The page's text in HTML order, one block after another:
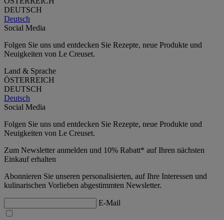
DEUTSCH
Deutsch
Social Media
Folgen Sie uns und entdecken Sie Rezepte, neue Produkte und
Neuigkeiten von Le Creuset.
Land & Sprache
ÖSTERREICH
DEUTSCH
Deutsch
Social Media
Folgen Sie uns und entdecken Sie Rezepte, neue Produkte und
Neuigkeiten von Le Creuset.
Zum Newsletter anmelden und 10% Rabatt* auf Ihren nächsten
Einkauf erhalten
Abonnieren Sie unseren personalisierten, auf Ihre Interessen und
kulinarischen Vorlieben abgestimmten Newsletter.
E-Mail